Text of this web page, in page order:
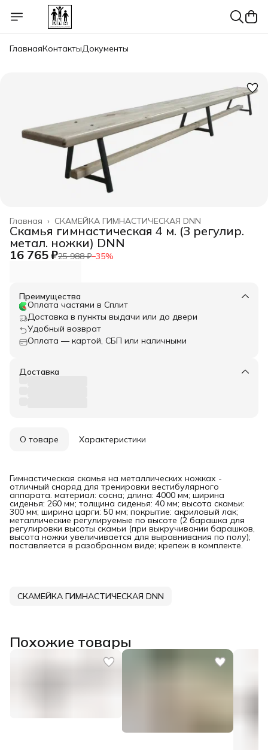
ГлавнаяКонтактыДокументы
СКАМЕЙКА ГИМНАСТИЧЕСКАЯ DNN
Главная ›
Скамья гимнастическая 4 м. (3 регулир.
метал. ножки) DNN
16 765 ₽25 988 ₽−35%
Преимущества
Оплата частями в Сплит
Доставка в пункты выдачи или до двери
Удобный возврат
Оплата — картой, СБП или наличными
Доставка
О товаре Характеристики
Гимнастическая скамья на металлических ножках -
отличный снаряд для тренировки вестибулярного
аппарата. материал: сосна; длина: 4000 мм; ширина
сиденья: 260 мм; толщина сиденья: 40 мм; высота скамьи:
300 мм; ширина царги: 50 мм; покрытие: акриловый лак;
металлические регулируемые по высоте (2 барашка для
регулировки высоты скамьи (при выкручивании барашков,
высота ножки увеличивается для выравнивания по полу);
поставляется в разобранном виде; крепеж в комплекте.
СКАМЕЙКА ГИМНАСТИЧЕСКАЯ DNN
Похожие товары